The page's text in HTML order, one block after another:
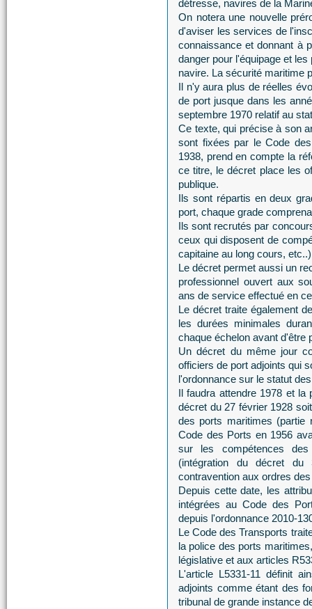
détresse, navires de la
On notera une nouvelle
d'aviser les services de
connaissance et donnant à
danger pour l'équipage et
navire. La sécurité maritime
Il n'y aura plus de réelles
de port jusque dans les
septembre 1970 relatif au
Ce texte, qui précise à son
sont fixées par le Code
1938, prend en compte la
ce titre, le décret place les
publique.
Ils sont répartis en deux
port, chaque grade
Ils sont recrutés par
ceux qui disposent de
capitaine au long cours,
Le décret permet aussi un
professionnel ouvert aux
ans de service effectué en
Le décret traite également
les durées minimales
chaque échelon avant d'être
Un décret du même jour
officiers de port adjoints qui
l'ordonnance sur le statut
Il faudra attendre 1978 et
décret du 27 février 1928
des ports maritimes (partie
Code des Ports en 1956
sur les compétences
(intégration du décret
contravention aux ordres
Depuis cette date, les
intégrées au Code des
depuis l'ordonnance 2010-
Le Code des Transports
la police des ports
législative et aux articles
L'article L5331-11 définit
adjoints comme étant des
tribunal de grande instance